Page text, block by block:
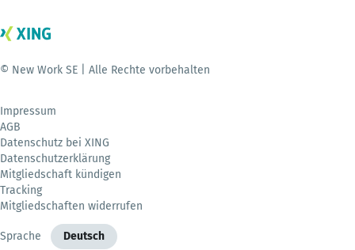
© New Work SE | Alle Rechte vorbehalten
Impressum
AGB
Datenschutz bei XING
Datenschutzerklärung
Mitgliedschaft kündigen
Tracking
Mitgliedschaften widerrufen
Sprache Deutsch